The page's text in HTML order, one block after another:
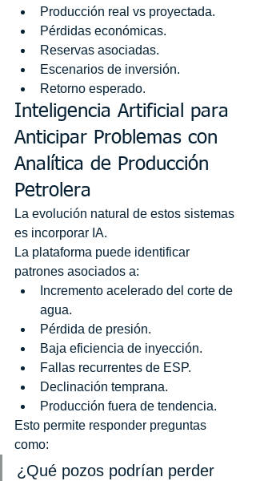
Producción real vs proyectada.
Pérdidas económicas.
Reservas asociadas.
Escenarios de inversión.
Retorno esperado.
Inteligencia Artificial para
Anticipar Problemas con
Analítica de Producción
Petrolera
La evolución natural de estos sistemas
es incorporar IA.
La plataforma puede identificar
patrones asociados a:
Incremento acelerado del corte de
agua.
Pérdida de presión.
Baja eficiencia de inyección.
Fallas recurrentes de ESP.
Declinación temprana.
Producción fuera de tendencia.
Esto permite responder preguntas
como:
¿Qué pozos podrían perder